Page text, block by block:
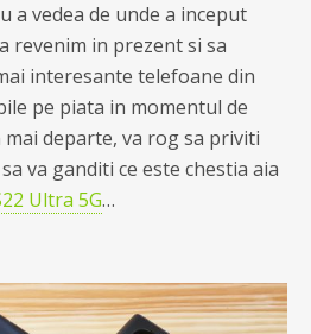
a vedea de unde a inceput
revenim in prezent si sa
interesante telefoane din
pe piata in momentul de
departe, va rog sa priviti
va ganditi ce este chestia aia
Ultra 5G…